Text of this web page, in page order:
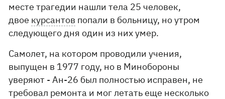
месте трагедии нашли тела 25 человек,
двое курсантов попали в больницу, но утром
следующего дня один из них умер.
Самолет, на котором проводили учения,
выпущен в 1977 году, но в Минобороны
уверяют - Ан-26 был полностью исправен, не
требовал ремонта и мог летать еще несколько